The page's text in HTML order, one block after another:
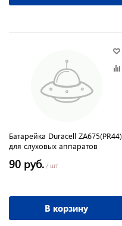
Батарейка Duracell ZA675(PR44)
для слуховых аппаратов
90 руб. / шт
В корзину